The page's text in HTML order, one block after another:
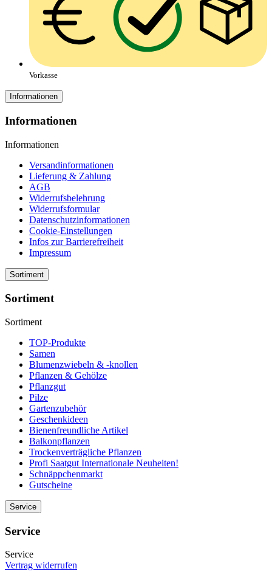
Vorkasse
Informationen
Informationen
Informationen
Versandinformationen
Lieferung & Zahlung
AGB
Widerrufsbelehrung
Widerrufsformular
Datenschutzinformationen
Cookie-Einstellungen
Infos zur Barrierefreiheit
Impressum
Sortiment
Sortiment
Sortiment
TOP-Produkte
Samen
Blumenzwiebeln & -knollen
Pflanzen & Gehölze
Pflanzgut
Pilze
Gartenzubehör
Geschenkideen
Bienenfreundliche Artikel
Balkonpflanzen
Trockenverträgliche Pflanzen
Profi Saatgut Internationale Neuheiten!
Schnäppchenmarkt
Gutscheine
Service
Service
Service
Vertrag widerrufen